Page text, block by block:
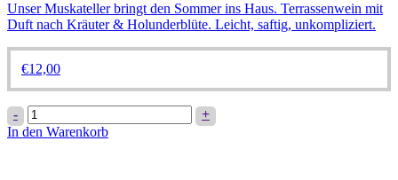
Unser Muskateller bringt den Sommer ins Haus. Terrassenwein mit
Duft nach Kräuter & Holunderblüte. Leicht, saftig, unkompliziert.
€12,00
-
MUSKATELLER
Menge
+
In den Warenkorb